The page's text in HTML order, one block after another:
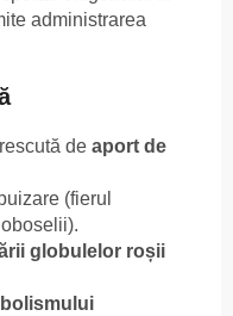
administrarea
de aport de
(fierul
globulelor roșii